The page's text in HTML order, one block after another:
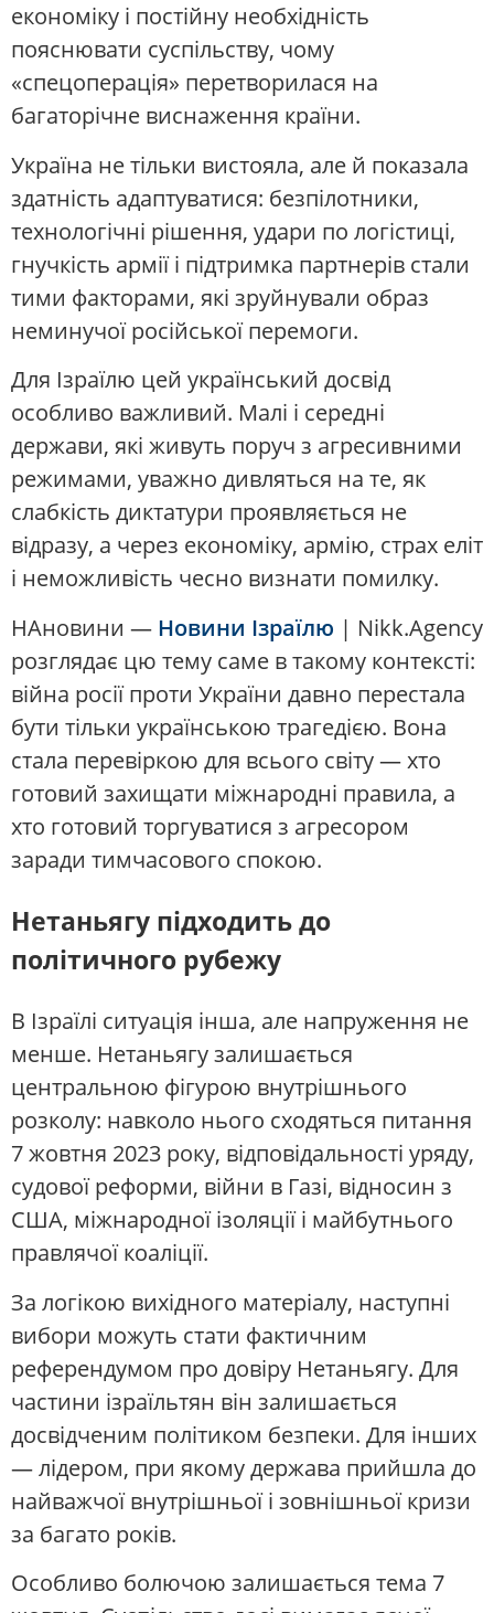
економіку і постійну необхідність
пояснювати суспільству, чому
«спецоперація» перетворилася на
багаторічне виснаження країни.
Україна не тільки вистояла, але й показала
здатність адаптуватися: безпілотники,
технологічні рішення, удари по логістиці,
гнучкість армії і підтримка партнерів стали
тими факторами, які зруйнували образ
неминучої російської перемоги.
Для Ізраїлю цей український досвід
особливо важливий. Малі і середні
держави, які живуть поруч з агресивними
режимами, уважно дивляться на те, як
слабкість диктатури проявляється не
відразу, а через економіку, армію, страх еліт
і неможливість чесно визнати помилку.
НАновини — Новини Ізраїлю | Nikk.Agency
розглядає цю тему саме в такому контексті:
війна росії проти України давно перестала
бути тільки українською трагедією. Вона
стала перевіркою для всього світу — хто
готовий захищати міжнародні правила, а
хто готовий торгуватися з агресором
заради тимчасового спокою.
Нетаньягу підходить до
політичного рубежу
В Ізраїлі ситуація інша, але напруження не
менше. Нетаньягу залишається
центральною фігурою внутрішнього
розколу: навколо нього сходяться питання
7 жовтня 2023 року, відповідальності уряду,
судової реформи, війни в Газі, відносин з
США, міжнародної ізоляції і майбутнього
правлячої коаліції.
За логікою вихідного матеріалу, наступні
вибори можуть стати фактичним
референдумом про довіру Нетаньягу. Для
частини ізраїльтян він залишається
досвідченим політиком безпеки. Для інших
— лідером, при якому держава прийшла до
найважчої внутрішньої і зовнішньої кризи
за багато років.
Особливо болючою залишається тема 7